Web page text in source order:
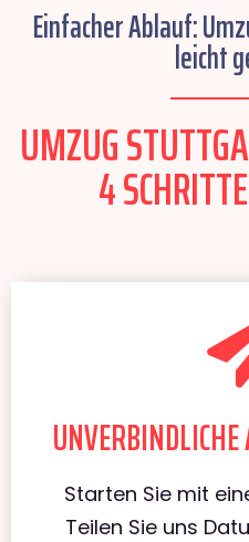
Einfacher Ablauf:
leicht
UMZUG
4
Starten Sie mit
Teilen Sie uns